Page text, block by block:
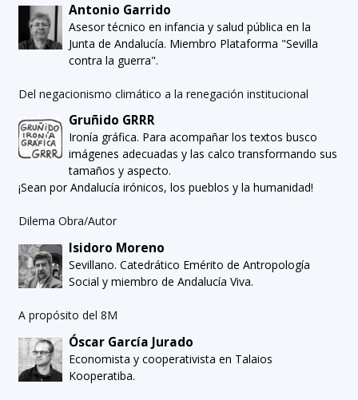
Antonio Garrido
Asesor técnico en infancia y salud pública en la
Junta de Andalucía. Miembro Plataforma "Sevilla
contra la guerra".
Del negacionismo climático a la renegación institucional
Gruñido GRRR
Ironía gráfica. Para acompañar los textos busco
imágenes adecuadas y las calco transformando sus
tamaños y aspecto.
¡Sean por Andalucía irónicos, los pueblos y la humanidad!
Dilema Obra/Autor
Isidoro Moreno
Sevillano. Catedrático Emérito de Antropología
Social y miembro de Andalucía Viva.
A propósito del 8M
Óscar García Jurado
Economista y cooperativista en Talaios
Kooperatiba.